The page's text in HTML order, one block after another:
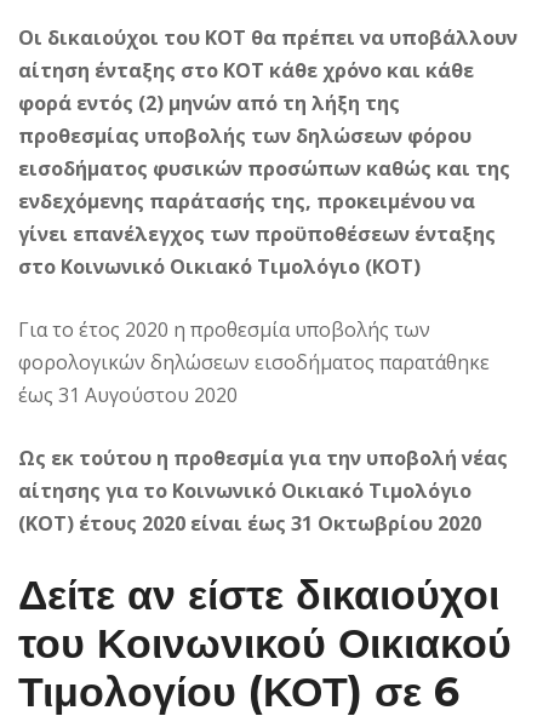
Οι δικαιούχοι του ΚΟΤ θα πρέπει να υποβάλλουν
αίτηση ένταξης στο ΚΟΤ κάθε χρόνο και κάθε
φορά εντός (2) μηνών από τη λήξη της
προθεσμίας υποβολής των δηλώσεων φόρου
εισοδήματος φυσικών προσώπων καθώς και της
ενδεχόμενης παράτασής της, προκειμένου να
γίνει επανέλεγχος των προϋποθέσεων ένταξης
στο Κοινωνικό Οικιακό Τιμολόγιο (ΚΟΤ)
Για το έτος 2020 η προθεσμία υποβολής των
φορολογικών δηλώσεων εισοδήματος παρατάθηκε
έως 31 Αυγούστου 2020
Ως εκ τούτου η προθεσμία για την υποβολή νέας
αίτησης για το Κοινωνικό Οικιακό Τιμολόγιο
(ΚΟΤ) έτους 2020 είναι έως 31 Οκτωβρίου 2020
Δείτε αν είστε δικαιούχοι
του Κοινωνικού Οικιακού
Τιμολογίου (ΚΟΤ) σε 6